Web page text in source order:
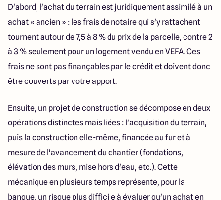
D'abord, l'achat du terrain est juridiquement assimilé à un
achat « ancien » : les frais de notaire qui s'y rattachent
tournent autour de 7,5 à 8 % du prix de la parcelle, contre 2
à 3 % seulement pour un logement vendu en VEFA. Ces
frais ne sont pas finançables par le crédit et doivent donc
être couverts par votre apport.
Ensuite, un projet de construction se décompose en deux
opérations distinctes mais liées : l'acquisition du terrain,
puis la construction elle-même, financée au fur et à
mesure de l'avancement du chantier (fondations,
élévation des murs, mise hors d'eau, etc.). Cette
mécanique en plusieurs temps représente, pour la
banque, un risque plus difficile à évaluer qu'un achat en